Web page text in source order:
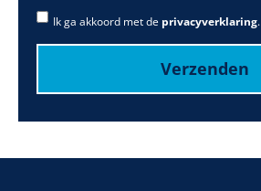
Ik ga akkoord met de privacyverklaring.
Verzenden